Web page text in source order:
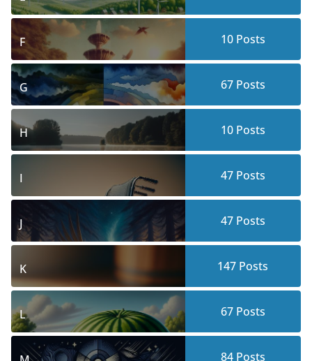
F 10Posts
G 67Posts
H 10Posts
I 47Posts
J 47Posts
K 147 Posts
L 67Posts
84Posts